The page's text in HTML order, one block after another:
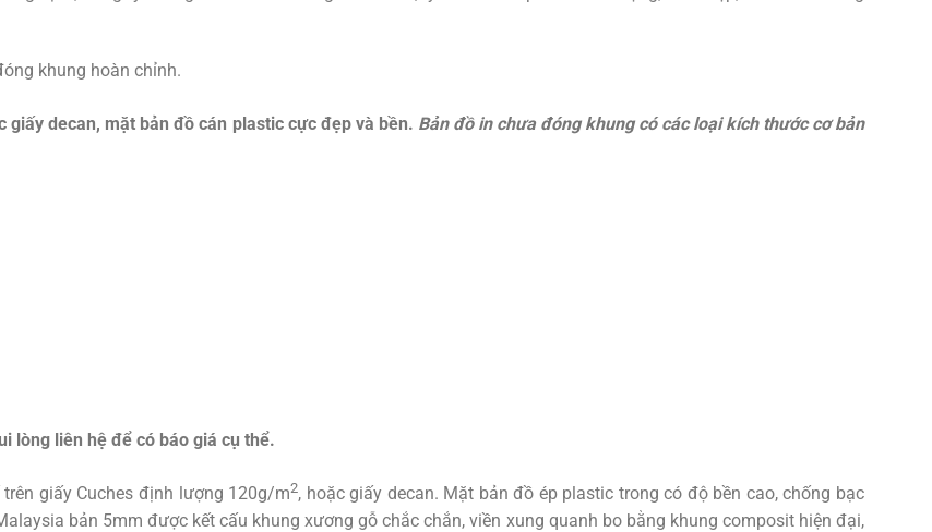
khung hoàn chỉnh.
giấy decan, mặt bản đồ cán plastic cực đẹp và bền. Bản đồ in chưa đóng khung có các loại kích thước cơ bản
lòng liên hệ để có báo giá cụ thể.
giấy Cuches định lượng 120g/m2, hoặc giấy decan. Mặt bản đồ ép plastic trong có độ bền cao, chống bạc
bản 5mm được kết cấu khung xương gỗ chắc chắn, viền xung quanh bo bằng khung composit hiện đại,